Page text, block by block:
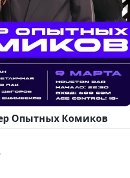
Опытных Комиков